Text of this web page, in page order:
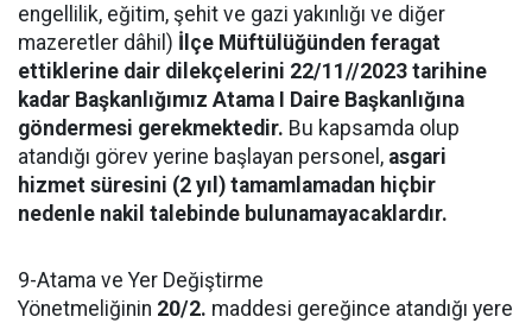
engellilik, eğitim, şehit ve gazi yakınlığı ve diğer
mazeretler dâhil) İlçe Müftülüğünden feragat
ettiklerine dair dilekçelerini 22/11//2023 tarihine
kadar Başkanlığımız Atama I Daire Başkanlığına
göndermesi gerekmektedir. Bu kapsamda olup
atandığı görev yerine başlayan personel, asgari
hizmet süresini (2 yıl) tamamlamadan hiçbir
nedenle nakil talebinde bulunamayacaklardır.
9-Atama ve Yer Değiştirme
Yönetmeliğinin 20/2. maddesi gereğince atandığı yere